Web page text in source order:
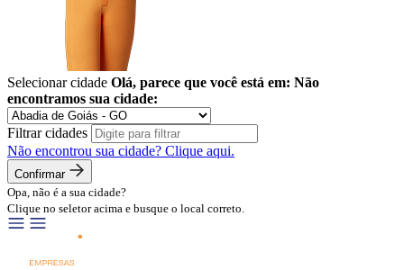
Selecionar cidade Olá, parece que você está em: Não
encontramos sua cidade:
Filtrar cidades
Não encontrou sua cidade? Clique aqui.
Confirmar
Opa, não é a sua cidade?
Clique no seletor acima e busque o local correto.